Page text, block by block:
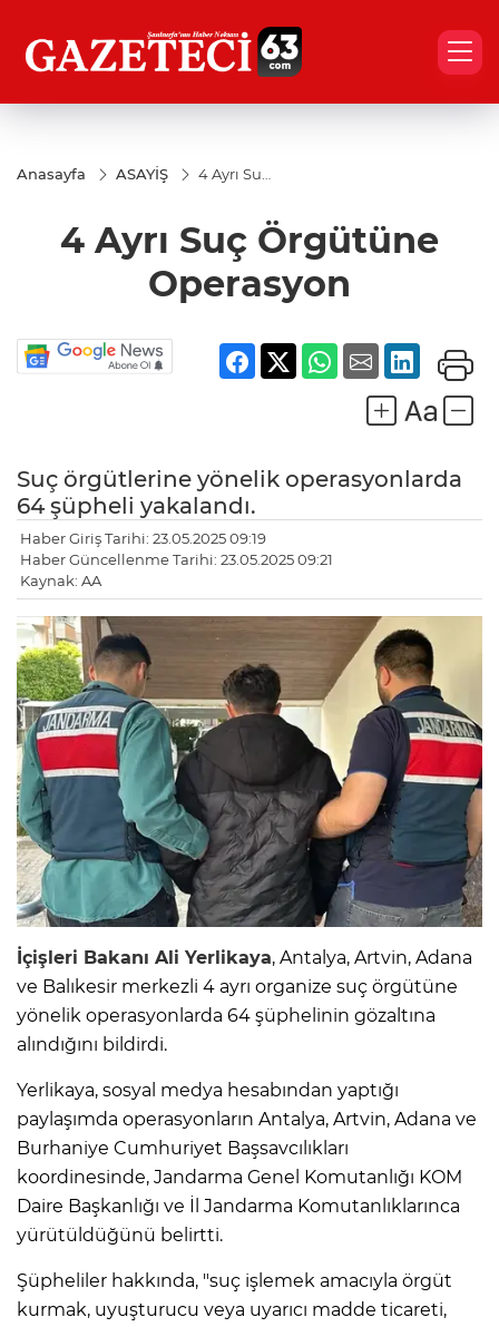
Anasayfa ASAYİŞ
4 Ayrı Suç
4 Ayrı Suç Örgütüne
Operasyon
Suç örgütlerine yönelik operasyonlarda
64 şüpheli yakalandı.
Haber Giriş Tarihi: 23.05.2025 09:19
Haber Güncellenme Tarihi: 23.05.2025 09:21
Kaynak: AA
İçişleri Bakanı Ali Yerlikaya, Antalya, Artvin, Adana
ve Balıkesir merkezli 4 ayrı organize suç örgütüne
yönelik operasyonlarda 64 şüphelinin gözaltına
alındığını bildirdi.
Yerlikaya, sosyal medya hesabından yaptığı
paylaşımda operasyonların Antalya, Artvin, Adana ve
Burhaniye Cumhuriyet Başsavcılıkları
koordinesinde, Jandarma Genel Komutanlığı KOM
Daire Başkanlığı ve İl Jandarma Komutanlıklarınca
yürütüldüğünü belirtti.
Şüpheliler hakkında, "suç işlemek amacıyla örgüt
kurmak, uyuşturucu veya uyarıcı madde ticareti,